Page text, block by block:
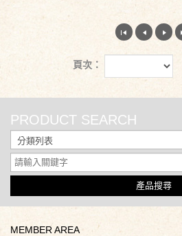
頁次：
PRODUCT SEARCH
產品搜尋
MEMBER AREA